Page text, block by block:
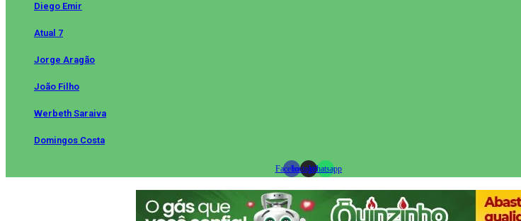
Diego Emir
Atual 7
Jorge Aragão
João Filho
Werbeth Saraiva
Domingos Costa
FacebookInstagramWhatsapp